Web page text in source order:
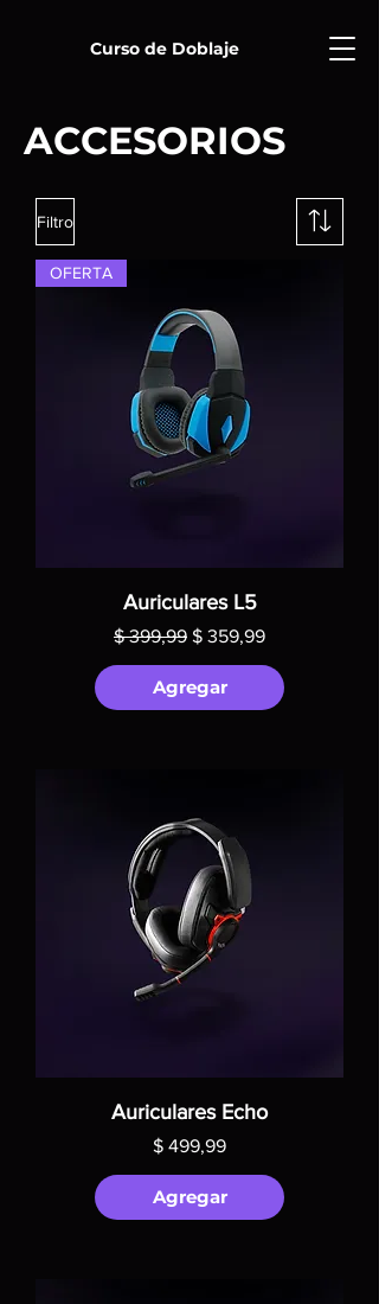
Curso de Doblaje
ACCESORIOS
Filtro
OFERTA
Auriculares L5
Precio
$ 399,99 Precio de oferta
$ 359,99
Agregar
Auriculares Echo
Precio
$ 499,99
Agregar